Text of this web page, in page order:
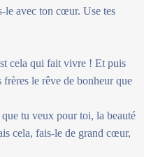
le avec ton cœur. Use tes
cela qui fait vivre ! Et puis
le rêve de bonheur que
tu veux pour toi, la beauté
cela, fais-le de grand cœur,